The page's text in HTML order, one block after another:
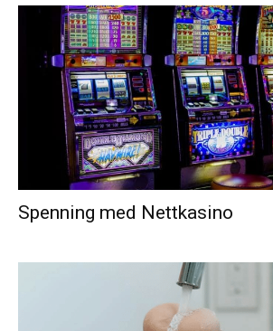
Spenning med Nettkasino